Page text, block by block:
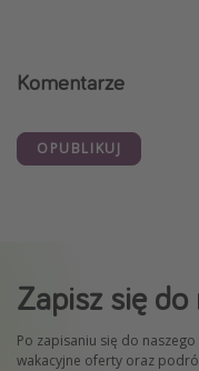
Komentarze
OPUBLIKUJ
Zapisz się
Po zapisaniu się do
wakacyjne oferty oraz